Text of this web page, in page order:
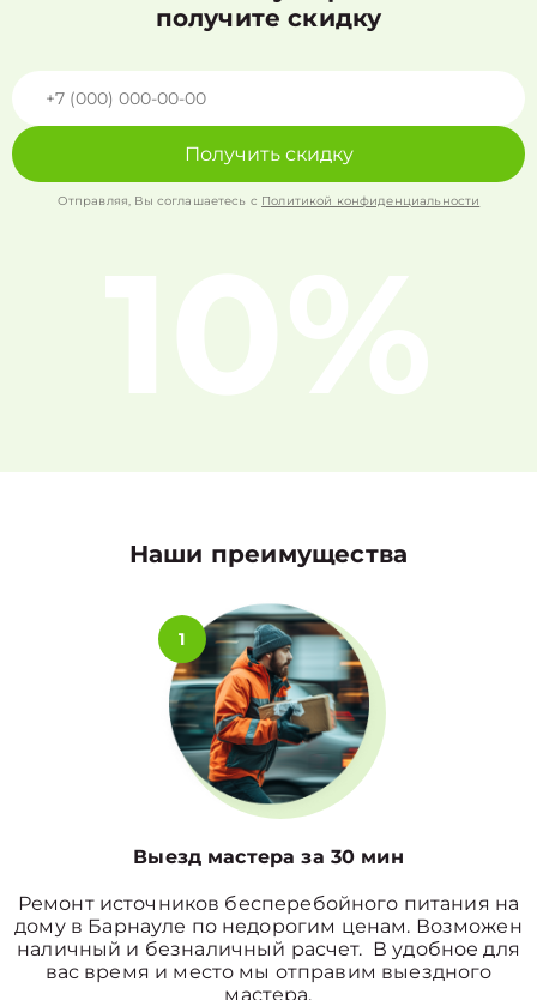
получите скидку
Получить скидку
Отправляя, Вы соглашаетесь с Политикой конфиденциальности
10%
Наши преимущества
1
Выезд мастера за 30 мин
Ремонт источников бесперебойного питания на
дому в Барнауле по недорогим ценам. Возможен
наличный и безналичный расчет. В удобное для
вас время и место мы отправим выездного
мастера.